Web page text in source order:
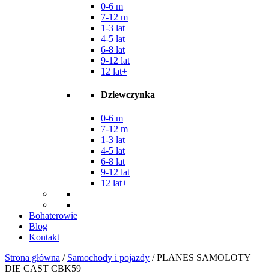
0-6 m
7-12 m
1-3 lat
4-5 lat
6-8 lat
9-12 lat
12 lat+
Dziewczynka
0-6 m
7-12 m
1-3 lat
4-5 lat
6-8 lat
9-12 lat
12 lat+
Bohaterowie
Blog
Kontakt
Strona główna / Samochody i pojazdy / PLANES SAMOLOTY
DIE CAST CBK59